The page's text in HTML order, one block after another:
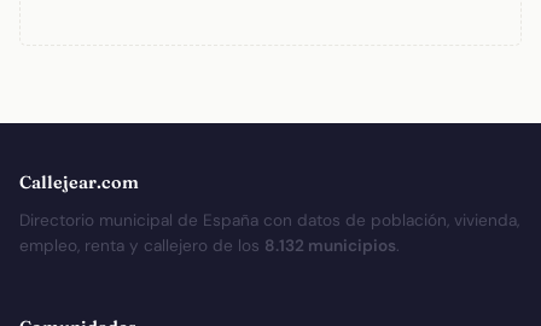
Callejear.com
Directorio municipal de España con datos de población, vivienda,
empleo, renta y callejero de los 8.132 municipios.